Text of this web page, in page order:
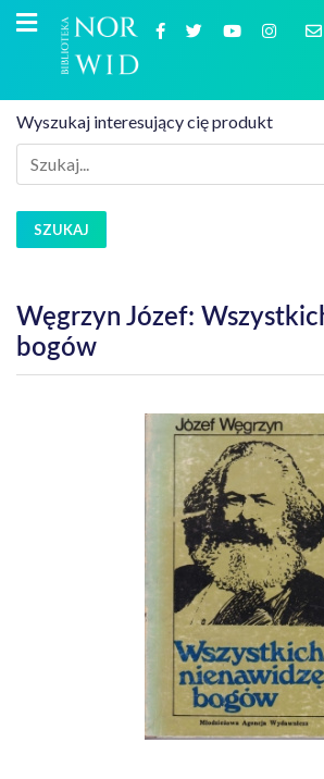
Wyszukaj interesujący cię produkt
SZUKAJ
Węgrzyn Józef:
bogów